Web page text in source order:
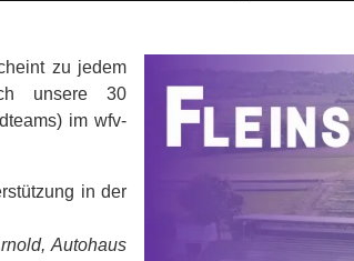
zu jedem
unsere 30
im wfv-
in der
Autohaus